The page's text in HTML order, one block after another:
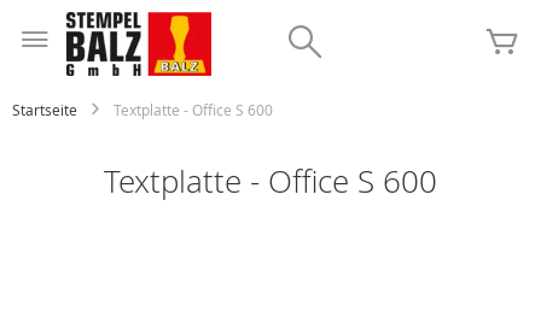
Inhalt
springen
Startseite Textplatte - Office S 600
Textplatte - Office S 600